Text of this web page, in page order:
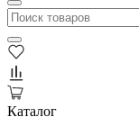
Каталог